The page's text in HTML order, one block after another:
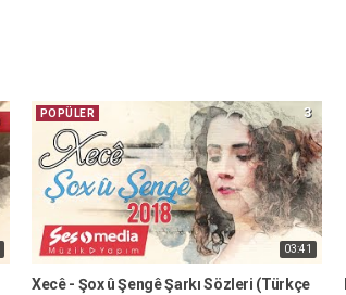
03:41
3
POPÜLER
Xecê - Şox û Şengê Şarkı Sözleri (Türkçe